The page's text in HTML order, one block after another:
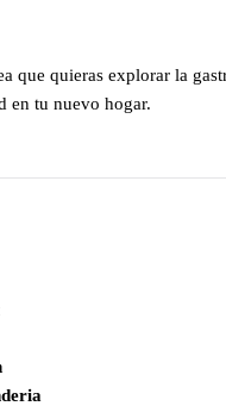
que quieras explorar la
en tu nuevo hogar.